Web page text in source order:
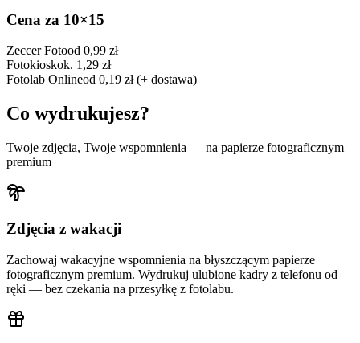
Cena za 10×15
Zeccer Fotood 0,99 zł
Fotokioskok. 1,29 zł
Fotolab Onlineod 0,19 zł (+ dostawa)
Co wydrukujesz?
Twoje zdjęcia, Twoje wspomnienia — na papierze fotograficznym
premium
Zdjęcia z wakacji
Zachowaj wakacyjne wspomnienia na błyszczącym papierze
fotograficznym premium. Wydrukuj ulubione kadry z telefonu od
ręki — bez czekania na przesyłkę z fotolabu.